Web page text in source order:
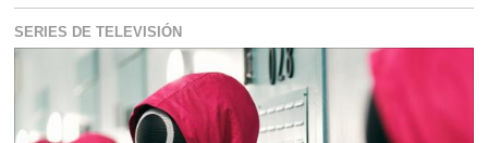
SERIES DE TELEVISIÓN